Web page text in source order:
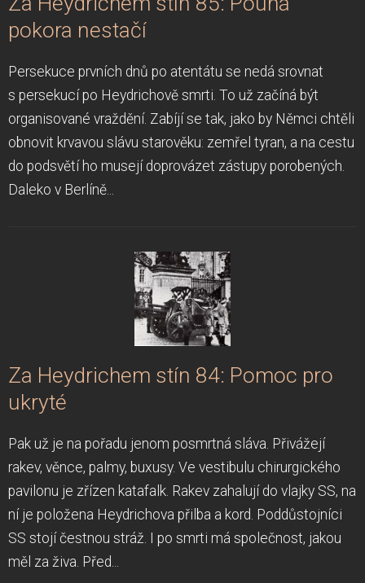
pokora nestačí
Persekuce prvních dnů po atentátu se nedá srovnat
s persekucí po Heydrichově smrti. To už začíná být
organisované vraždění. Zabíjí se tak, jako by Němci chtěli
obnovit krvavou slávu starověku: zemřel tyran, a na cestu
do podsvětí ho musejí doprovázet zástupy porobených.
Daleko v Berlíně...
Za Heydrichem stín 84: Pomoc pro
ukryté
Pak už je na pořadu jenom posmrtná sláva. Přivážejí
rakev, věnce, palmy, buxusy. Ve vestibulu chirurgického
pavilonu je zřízen katafalk. Rakev zahalují do vlajky SS, na
ní je položena Heydrichova přilba a kord. Poddůstojníci
SS stojí čestnou stráž. I po smrti má společnost, jakou
měl za živa. Před...